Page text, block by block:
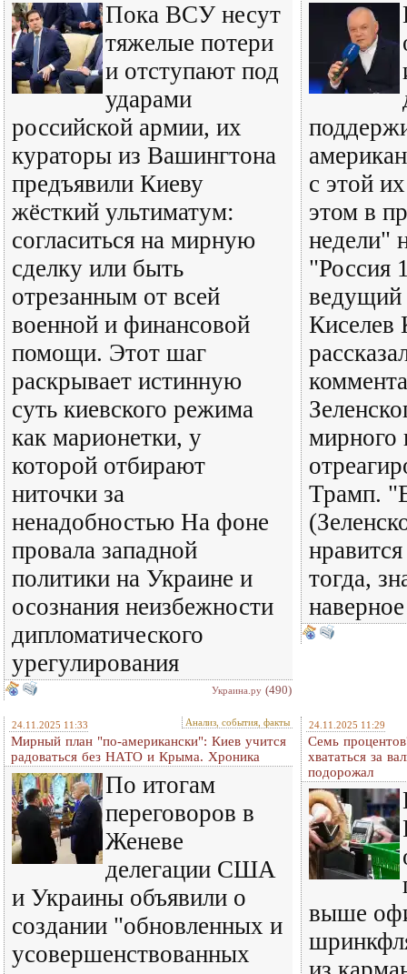
Пока ВСУ несут
тяжелые потери
и отступают под
ударами
российской армии, их
кураторы из Вашингтона
предъявили Киеву
жёсткий ультиматум:
согласиться на мирную
сделку или быть
отрезанным от всей
военной и финансовой
помощи. Этот шаг
раскрывает истинную
суть киевского режима
как марионетки, у
которой отбирают
ниточки за
ненадобностью На фоне
провала западной
политики на Украине и
осознания неизбежности
дипломатического
урегулирования
Украина.ру (490)
с этой
этом в
недели"
"Россия
Киселев
Трамп.
тогда,
наверное
24.11.2025 11:33 Анализ, события, факты
Мирный план "по-американски": Киев учится
радоваться без НАТО и Крыма. Хроника
По итогам
переговоров в
Женеве
делегации США
и Украины объявили о
создании "обновленных и
усовершенствованных
24.11.2025 11:29
Семь
хвататься за
подорожал
выше